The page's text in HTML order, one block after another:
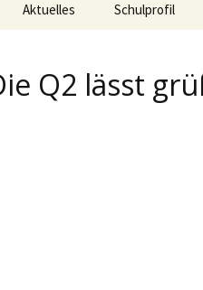
Aktuelles Schulprofil
Q2 lässt